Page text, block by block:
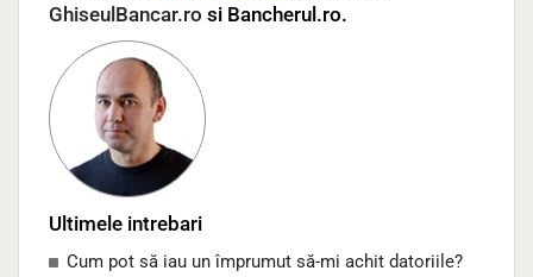
GhiseulBancar.ro si Bancherul.ro.
Ultimele intrebari
Cum pot să iau un împrumut să-mi achit datoriile?